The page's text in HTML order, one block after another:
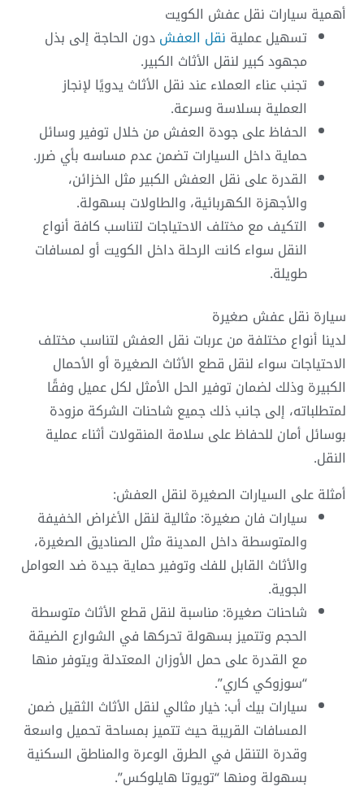
أهمية سيارات نقل عفش الكويت
تسهيل عملية نقل العفشدون الحاجة إلى بذل
مجهود كبير لنقل الأثاث الكبير.
تجنب عناء العملاء عند نقل الأثاث يدويًا لإنجاز
العملية بسلاسة وسرعة.
الحفاظ على جودة العفش من خلال توفير وسائل
حماية داخل السيارات تضمن عدم مساسه بأي ضرر.
القدرة على نقل العفش الكبير مثل الخزائن،
والأجهزة الكهربائية، والطاولات بسهولة.
التكيف مع مختلف الاحتياجات لتناسب كافة أنواع
النقل سواء كانت الرحلة داخل الكويت أو لمسافات
طويلة.
سيارة نقل عفش صغيرة
لدينا أنواع مختلفة من عربات نقل العفش لتناسب مختلف
الاحتياجات سواء لنقل قطع الأثاث الصغيرة أو الأحمال
الكبيرة وذلك لضمان توفير الحل الأمثل لكل عميل وفقًا
لمتطلباته، إلى جانب ذلك جميع شاحنات الشركة مزودة
بوسائل أمان للحفاظ على سلامة المنقولات أثناء عملية
النقل.
أمثلة على السيارات الصغيرة لنقل العفش:
سيارات فان صغيرة: مثالية لنقل الأغراض الخفيفة
والمتوسطة داخل المدينة مثل الصناديق الصغيرة،
والأثاث القابل للفك وتوفير حماية جيدة ضد العوامل
الجوية.
شاحنات صغيرة: مناسبة لنقل قطع الأثاث متوسطة
الحجم وتتميز بسهولة تحركها في الشوارع الضيقة
مع القدرة على حمل الأوزان المعتدلة ويتوفر منها
“سوزوكي كاري”.
سيارات بيك أب: خيار مثالي لنقل الأثاث الثقيل ضمن
المسافات القريبة حيث تتميز بمساحة تحميل واسعة
وقدرة التنقل في الطرق الوعرة والمناطق السكنية
بسهولة ومنها “تويوتا هايلوكس”.